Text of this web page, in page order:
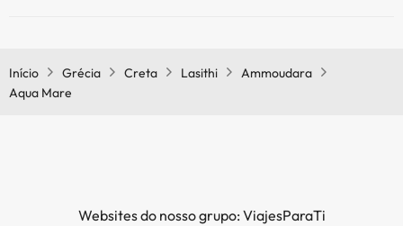
Início Grécia Creta Lasithi
Ammoudara
Aqua Mare
Websites do nosso grupo: ViajesParaTi